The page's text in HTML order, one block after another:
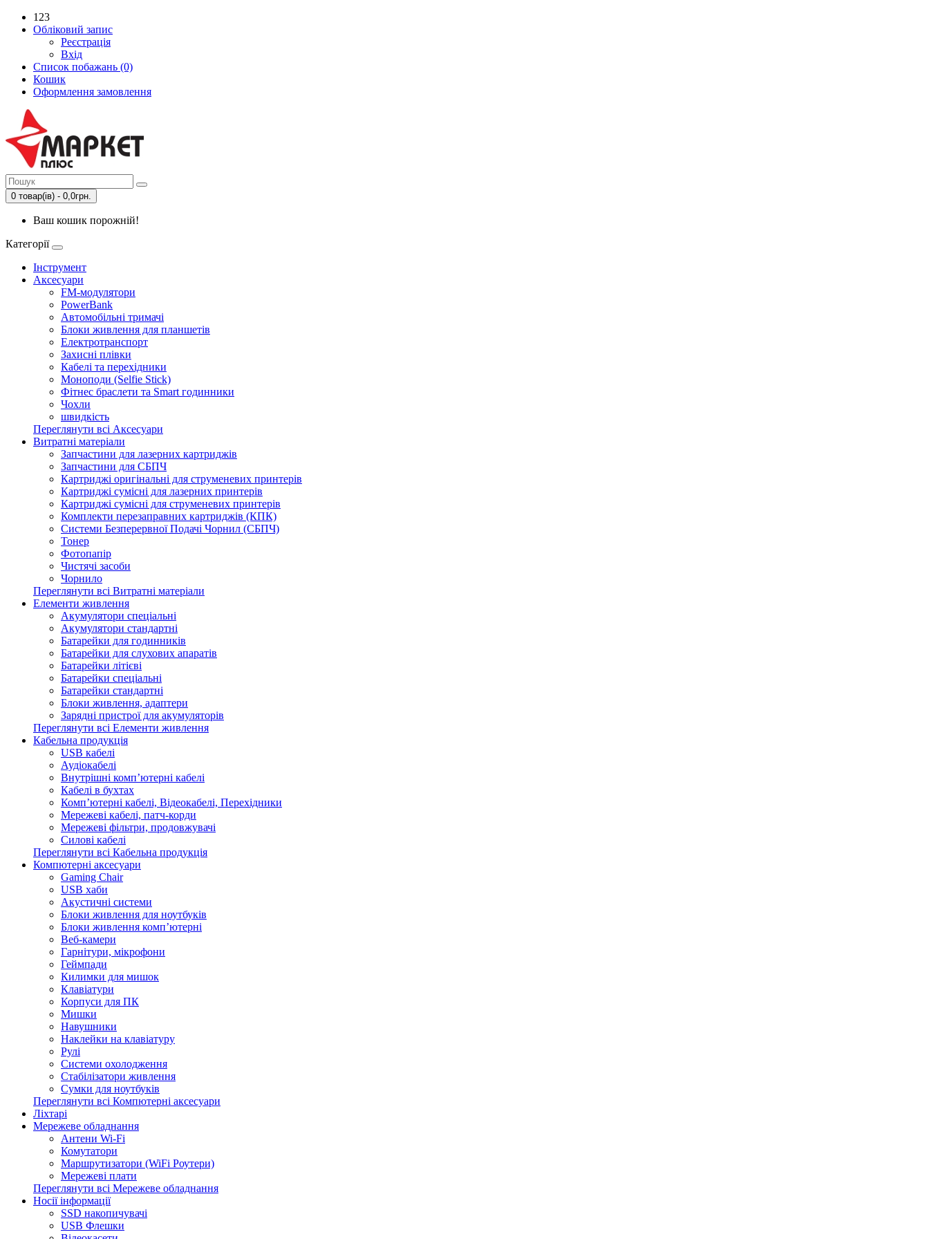
123
Обліковий запис
Реєстрація
Вхід
Список побажань (0)
Кошик
Оформлення замовлення
0 товар(ів) - 0,0грн.
Ваш кошик порожній!
Категорії
Інструмент
Аксесуари
FM-модулятори
PowerBank
Автомобільні тримачі
Блоки живлення для планшетів
Електротранспорт
Захисні плівки
Кабелі та перехідники
Моноподи (Selfie Stick)
Фітнес браслети та Smart годинники
Чохли
швидкість
Переглянути всі Аксесуари
Витратні матеріали
Запчастини для лазерних картриджів
Запчастини для СБПЧ
Картриджі оригінальні для струменевих принтерів
Картриджі сумісні для лазерних принтерів
Картриджі сумісні для струменевих принтерів
Комплекти перезаправних картриджів (КПК)
Системи Безперервної Подачі Чорнил (СБПЧ)
Тонер
Фотопапір
Чистячі засоби
Чорнило
Переглянути всі Витратні матеріали
Елементи живлення
Акумулятори спеціальні
Акумулятори стандартні
Батарейки для годинників
Батарейки для слухових апаратів
Батарейки літієві
Батарейки спеціальні
Батарейки стандартні
Блоки живлення, адаптери
Зарядні пристрої для акумуляторів
Переглянути всі Елементи живлення
Кабельна продукція
USB кабелі
Аудіокабелі
Внутрішні комп’ютерні кабелі
Кабелі в бухтах
Комп’ютерні кабелі, Відеокабелі, Перехідники
Мережеві кабелі, патч-корди
Мережеві фільтри, продовжувачі
Силові кабелі
Переглянути всі Кабельна продукція
Компютерні аксесуари
Gaming Chair
USB хаби
Акустичні системи
Блоки живлення для ноутбуків
Блоки живлення комп’ютерні
Веб-камери
Гарнітури, мікрофони
Геймпади
Килимки для мишок
Клавіатури
Корпуси для ПК
Мишки
Навушники
Наклейки на клавіатуру
Рулі
Системи охолодження
Стабілізатори живлення
Сумки для ноутбуків
Переглянути всі Компютерні аксесуари
Ліхтарі
Мережеве обладнання
Антени Wi-Fi
Комутатори
Маршрутизатори (WiFi Роутери)
Мережеві плати
Переглянути всі Мережеве обладнання
Носії інформації
SSD накопичувачі
USB Флешки